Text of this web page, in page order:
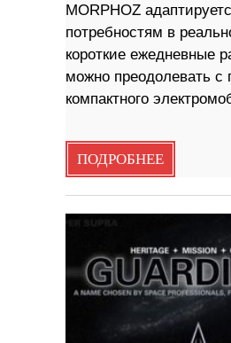
MORPHOZ
потребностям в
короткие ежедневные
можно преодолевать
компактного
ПОДРОБНЕЕ